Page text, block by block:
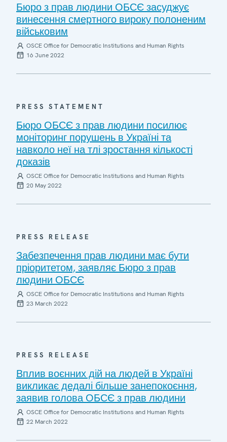
Бюро з прав людини ОБСЄ засуджує
винесення смертного вироку полоненим
військовим
OSCE Office for Democratic Institutions and Human Rights
16 June 2022
PRESS STATEMENT
Бюро ОБСЄ з прав людини посилює
моніторинг порушень в Україні та
навколо неї на тлі зростання кількості
доказів
OSCE Office for Democratic Institutions and Human Rights
20 May 2022
PRESS RELEASE
Забезпечення прав людини має бути
пріоритетом, заявляє Бюро з прав
людини ОБСЄ
OSCE Office for Democratic Institutions and Human Rights
23 March 2022
PRESS RELEASE
Вплив воєнних дій на людей в Україні
викликає дедалі більше занепокоєння,
заявив голова ОБСЄ з прав людини
OSCE Office for Democratic Institutions and Human Rights
22 March 2022